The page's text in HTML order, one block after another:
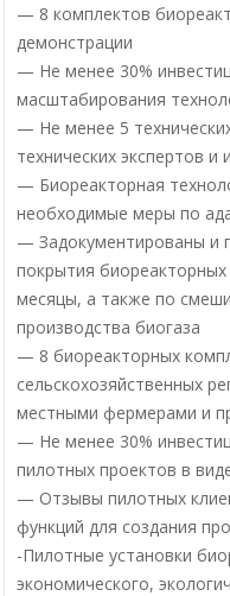
— 8 комплектов
демонстрации
— Не менее 30%
масштабирования
— Не менее 5
технических экспертов
— Биореакторная
необходимые меры по
— Задокументированы и
покрытия
месяцы, а также по
производства биогаза
— 8 биореакторных
сельскохозяйственных
местными фермерами и
— Не менее 30%
пилотных проектов в
— Отзывы пилотных
функций для создания
-Пилотные установки
экономического,